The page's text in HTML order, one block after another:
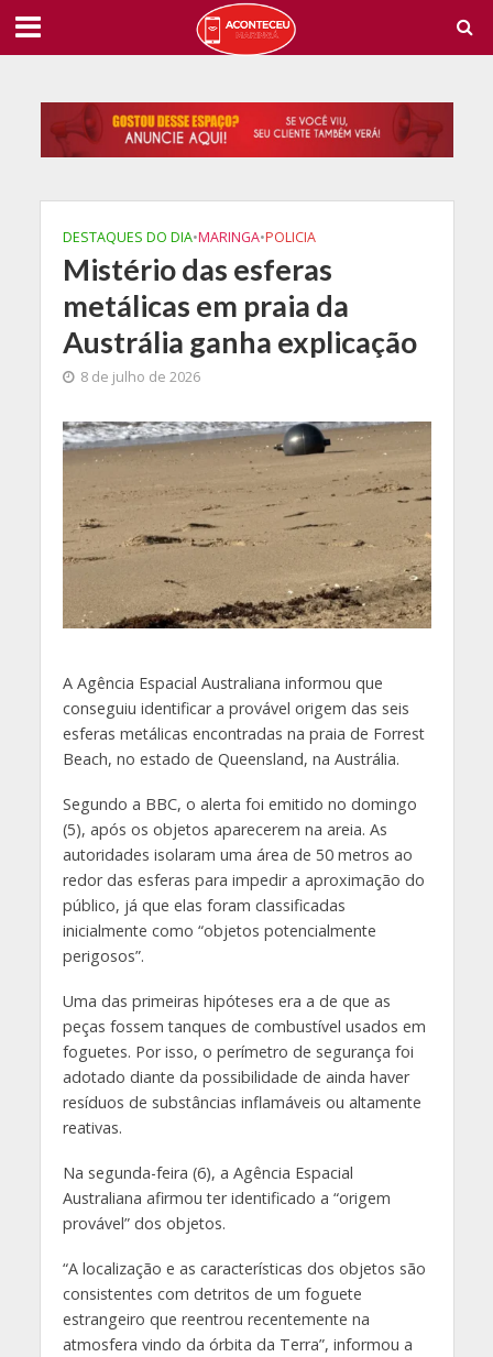
DESTAQUES DO DIA•MARINGA•POLICIA
Mistério das esferas
metálicas em praia da
Austrália ganha explicação
8 de julho de 2026
AAgência Espacial Australiana informou que
conseguiu identificar a provável origem das seis
esferas metálicas encontradas na praia de Forrest
Beach, no estado de Queensland, na Austrália.
Segundo a BBC, o alerta foi emitido no domingo
(5), após os objetos aparecerem na areia. As
autoridades isolaram uma área de 50 metros ao
redor das esferas para impedir a aproximação do
público, já que elas foram classificadas
inicialmente como “objetos potencialmente
perigosos”.
Uma das primeiras hipóteses era a de que as
peças fossem tanques de combustível usados em
foguetes. Por isso, o perímetro de segurança foi
adotado diante da possibilidade de ainda haver
resíduos de substâncias inflamáveis ou altamente
reativas.
Na segunda-feira (6), a Agência Espacial
Australiana afirmou ter identificado a “origem
provável” dos objetos.
“A localização e as características dos objetos são
consistentes com detritos de um foguete
estrangeiro que reentrou recentemente na
atmosfera vindo da órbita da Terra”, informou a